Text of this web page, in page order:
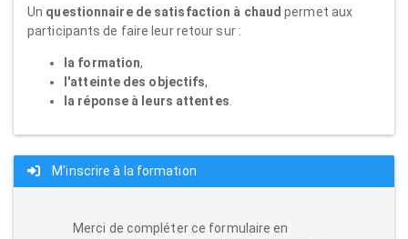
Un questionnaire de satisfaction à chaud permet aux
participants de faire leur retour sur :
la formation,
l'atteinte des objectifs,
la réponse à leurs attentes
M'inscrire à la formation
Merci de compléter ce formulaire en